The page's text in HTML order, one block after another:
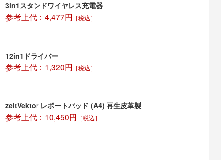
3in1スタンドワイヤレス充電器
参考上代：4,477円 ［税込］
12in1ドライバー
参考上代：1,320円 ［税込］
zeitVektor レポートパッド (A4) 再生皮革製
参考上代：10,450円 ［税込］